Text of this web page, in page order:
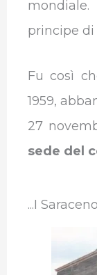
mondiale.
principe di
Fu così
1959,
27
sede del
...I